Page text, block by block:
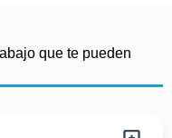
que te pueden